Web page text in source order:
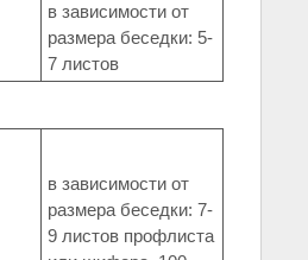
в зависимости от
размера беседки: 5-
7 листов
в зависимости от
размера беседки: 7-
9 листов профлиста